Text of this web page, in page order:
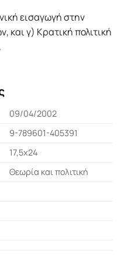
εισαγωγή στην
και γ) Κρατική πολιτική
09/04/2002
9-789601-405391
17,5x24
Θεωρία και πολιτική